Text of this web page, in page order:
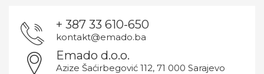
+ 387 33 610-650
kontakt@emado.ba
Emado d.o.o.
Azize Šaćirbegović 112, 71 000 Sarajevo